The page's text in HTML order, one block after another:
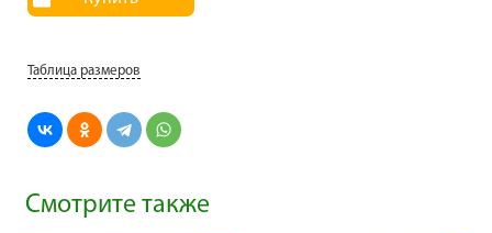
Таблица размеров
Смотрите также